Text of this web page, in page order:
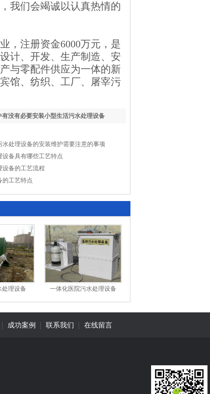
我们会竭诚以认真热情的
，注册资金6000万元，是
计、开发、生产制造、安
与零配件供应为一体的新
馆、纺织、工厂、屠宰污
有没有必要安装小型生活污水处理设备
水处理设备的安装维护需要注意的事项
设备具有哪些工艺特点
设备的工艺流程
的工艺特点
处理设备
一体化医院污水处理设备
成功案例 联系我们 在线留言